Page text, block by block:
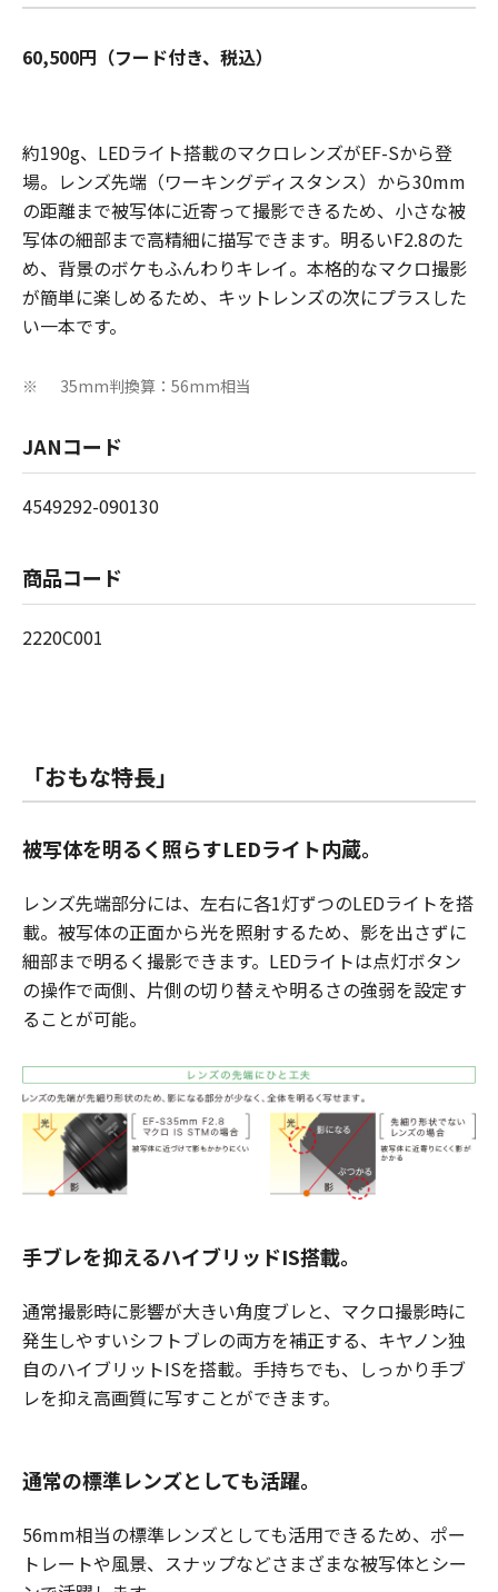
60,500円（フード付き、税込）
約190g、LEDライト搭載のマクロレンズがEF-Sから登
場。レンズ先端（ワーキングディスタンス）から30mm
の距離まで被写体に近寄って撮影できるため、小さな被
写体の細部まで高精細に描写できます。明るいF2.8のた
め、背景のボケもふんわりキレイ。本格的なマクロ撮影
が簡単に楽しめるため、キットレンズの次にプラスした
い一本です。
※ 35mm判換算：56mm相当
JANコード
4549292-090130
商品コード
2220C001
「おもな特長」
被写体を明るく照らすLEDライト内蔵。
レンズ先端部分には、左右に各1灯ずつのLEDライトを搭
載。被写体の正面から光を照射するため、影を出さずに
細部まで明るく撮影できます。LEDライトは点灯ボタン
の操作で両側、片側の切り替えや明るさの強弱を設定す
ることが可能。
手ブレを抑えるハイブリッドIS搭載。
通常撮影時に影響が大きい角度ブレと、マクロ撮影時に
発生しやすいシフトブレの両方を補正する、キヤノン独
自のハイブリットISを搭載。手持ちでも、しっかり手ブ
レを抑え高画質に写すことができます。
通常の標準レンズとしても活躍。
56mm相当の標準レンズとしても活用できるため、ポー
トレートや風景、スナップなどさまざまな被写体とシー